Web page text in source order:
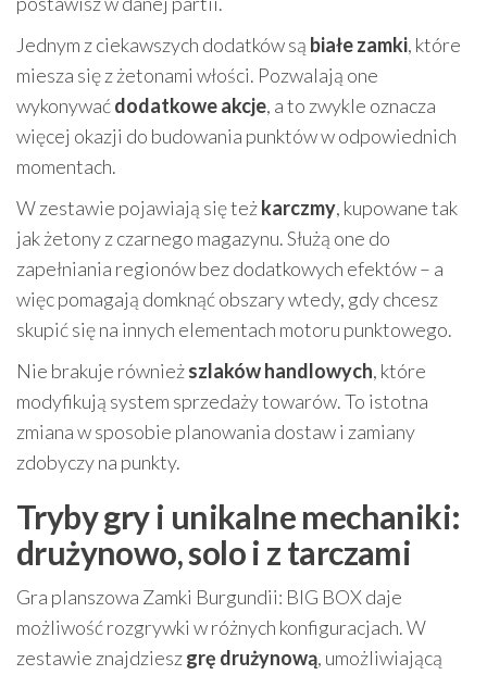
Jednym z ciekawszych dodatków są białe zamki, które
miesza się z żetonami włości. Pozwalają one
wykonywaćdodatkowe akcje, a to zwykle oznacza
więcej okazji do budowania punktów w odpowiednich
momentach.
W zestawie pojawiają się teżkarczmy, kupowane tak
jak żetony z czarnego magazynu. Służą one do
zapełniania regionów bez dodatkowych efektów – a
więc pomagają domknąć obszary wtedy, gdy chcesz
skupić się na innych elementach motoru punktowego.
Nie brakuje równieższlaków handlowych, które
modyfikują system sprzedaży towarów. To istotna
zmiana w sposobie planowania dostaw i zamiany
zdobyczy na punkty.
Tryby gry i unikalne mechaniki:
drużynowo, solo i z tarczami
Gra planszowa Zamki Burgundii: BIG BOX daje
możliwość rozgrywki w różnych konfiguracjach. W
zestawie znajdzieszgrę drużynową, umożliwiającą